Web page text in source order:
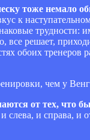
тоже немало
к
трудности:
все решает,
обоих
чем у
от тех, что
и справа, и